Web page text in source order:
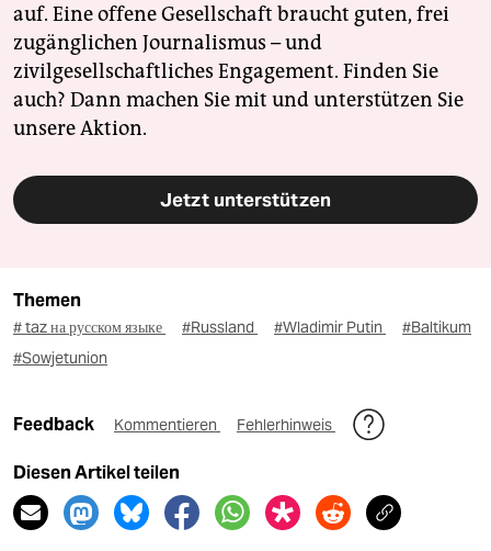
auf. Eine offene Gesellschaft braucht guten, frei
zugänglichen Journalismus – und
zivilgesellschaftliches Engagement. Finden Sie
auch? Dann machen Sie mit und unterstützen Sie
unsere Aktion.
Jetzt unterstützen
Themen
# taz на русском языке #Russland #Wladimir Putin
#Baltikum
#Sowjetunion
Feedback Kommentieren Fehlerhinweis
Diesen Artikel teilen